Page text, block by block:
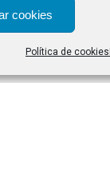
cookies
Política de cookies